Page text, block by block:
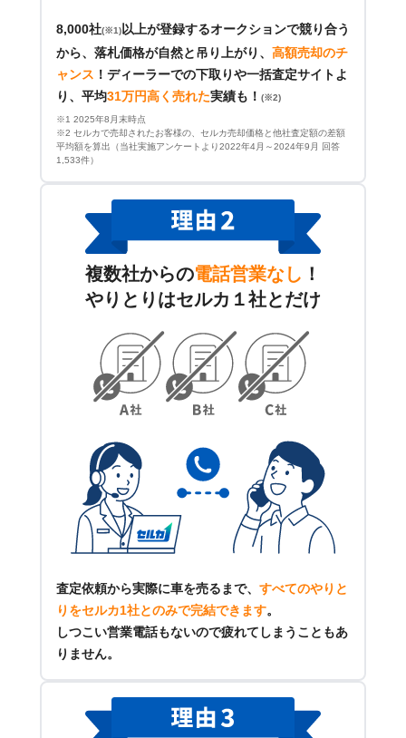
8,000社(※1) 以上が登録するオークションで競り合う
から、落札価格が自然と吊り上がり、 高額売却のチ
ャンス ！ ディーラーでの下取りや一括査定サイトよ
り、平均31万円高く売れた実績も！ (※2)
※1 2025年8月末時点
※2 セルカで売却されたお客様の、セルカ売却価格と他社査定額の差額
平均額を算出（当社実施アンケートより2022年4月～2024年9月 回答
1,533件）
複数社からの電話営業なし ！
やりとりはセルカ１社とだけ
査定依頼から実際に車を売るまで、 すべてのやりと
りをセルカ1社とのみで完結できます。
しつこい営業電話もないので疲れてしまうこともあ
りません。